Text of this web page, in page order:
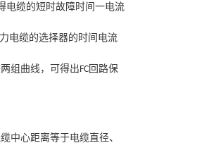
电缆的短时故障时间一电流
电缆的选择器的时间电流
组曲线，可得出FC回路保
中心距离等于电缆直径、